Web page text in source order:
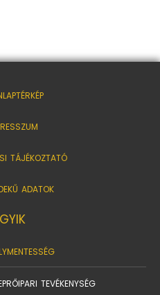
tájékoztató
adatok
GYIK
tevékenység